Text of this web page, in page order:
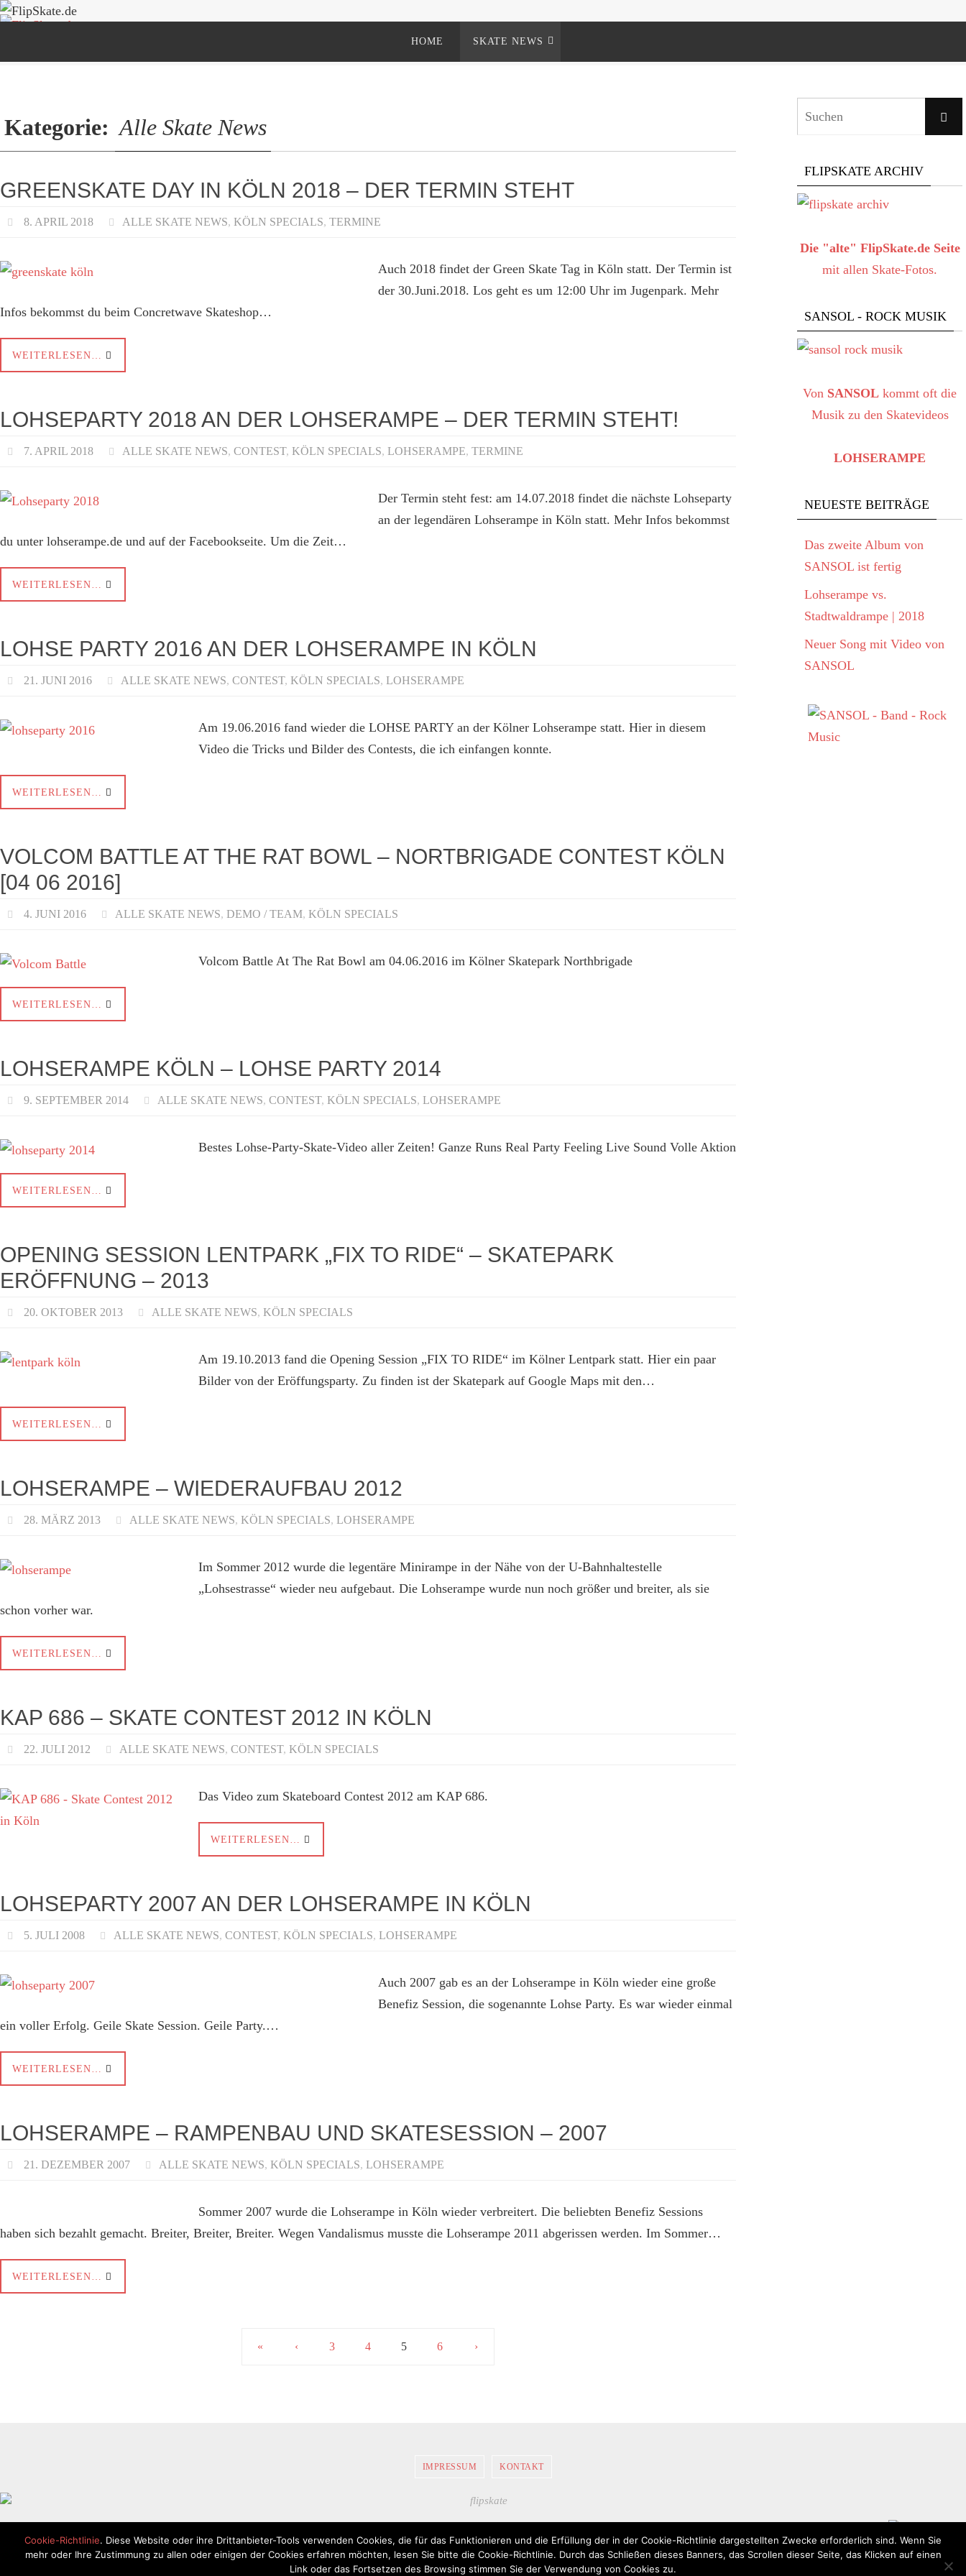
Zum
springen
HOME SKATE NEWS
Kategorie: Alle Skate News
GREENSKATE DAY IN KÖLN 2018 – DER TERMIN STEHT
8. APRIL 2018 ALLE SKATE NEWS, KÖLN SPECIALS, TERMINE
Auch 2018 findet der Green Skate Tag in Köln statt. Der Termin ist
der 30.Juni.2018. Los geht es um 12:00 Uhr im Jugenpark. Mehr
Infos bekommst du beim Concretwave Skateshop…
WEITERLESEN…
LOHSEPARTY 2018 AN DER LOHSERAMPE – DER TERMIN STEHT!
7. APRIL 2018 ALLE SKATE NEWS, CONTEST, KÖLN SPECIALS, LOHSERAMPE, TERMINE
Der Termin steht fest: am 14.07.2018 findet die nächste Lohseparty
an der legendären Lohserampe in Köln statt. Mehr Infos bekommst
du unter lohserampe.de und auf der Facebookseite. Um die Zeit…
WEITERLESEN…
LOHSE PARTY 2016 AN DER LOHSERAMPE IN KÖLN
21. JUNI 2016 ALLE SKATE NEWS, CONTEST, KÖLN SPECIALS, LOHSERAMPE
Am 19.06.2016 fand wieder die LOHSE PARTY an der Kölner Lohserampe statt. Hier in diesem
Video die Tricks und Bilder des Contests, die ich einfangen konnte.
WEITERLESEN…
VOLCOM BATTLE AT THE RAT BOWL – NORTBRIGADE CONTEST KÖLN
[04 06 2016]
4. JUNI 2016 ALLE SKATE NEWS, DEMO / TEAM, KÖLN SPECIALS
Volcom Battle At The Rat Bowl am 04.06.2016 im Kölner Skatepark Northbrigade
WEITERLESEN…
LOHSERAMPE KÖLN – LOHSE PARTY 2014
9. SEPTEMBER 2014 ALLE SKATE NEWS, CONTEST, KÖLN SPECIALS, LOHSERAMPE
Bestes Lohse-Party-Skate-Video aller Zeiten! Ganze Runs Real Party Feeling Live Sound Volle Aktion
WEITERLESEN…
OPENING SESSION LENTPARK „FIX TO RIDE“ – SKATEPARK
ERÖFFNUNG – 2013
20. OKTOBER 2013 ALLE SKATE NEWS, KÖLN SPECIALS
Am 19.10.2013 fand die Opening Session „FIX TO RIDE“ im Kölner Lentpark statt. Hier ein paar
Bilder von der Eröffungsparty. Zu finden ist der Skatepark auf Google Maps mit den…
WEITERLESEN…
LOHSERAMPE – WIEDERAUFBAU 2012
28. MÄRZ 2013 ALLE SKATE NEWS, KÖLN SPECIALS, LOHSERAMPE
Im Sommer 2012 wurde die legentäre Minirampe in der Nähe von der U-Bahnhaltestelle
„Lohsestrasse“ wieder neu aufgebaut. Die Lohserampe wurde nun noch größer und breiter, als sie
schon vorher war.
WEITERLESEN…
KAP 686 – SKATE CONTEST 2012 IN KÖLN
22. JULI 2012 ALLE SKATE NEWS, CONTEST, KÖLN SPECIALS
Das Video zum Skateboard Contest 2012 am KAP 686.
WEITERLESEN…
LOHSEPARTY 2007 AN DER LOHSERAMPE IN KÖLN
5. JULI 2008 ALLE SKATE NEWS, CONTEST, KÖLN SPECIALS, LOHSERAMPE
Auch 2007 gab es an der Lohserampe in Köln wieder eine große
Benefiz Session, die sogenannte Lohse Party. Es war wieder einmal
ein voller Erfolg. Geile Skate Session. Geile Party.…
WEITERLESEN…
LOHSERAMPE – RAMPENBAU UND SKATESESSION – 2007
21. DEZEMBER 2007 ALLE SKATE NEWS, KÖLN SPECIALS, LOHSERAMPE
Sommer 2007 wurde die Lohserampe in Köln wieder verbreitert. Die beliebten Benefiz Sessions
haben sich bezahlt gemacht. Breiter, Breiter, Breiter. Wegen Vandalismus musste die Lohserampe 2011 abgerissen werden. Im Sommer…
WEITERLESEN…
« ‹ 3 4 5 6 ›
FLIPSKATE ARCHIV
Die "alte" FlipSkate.de Seite
mit allen Skate-Fotos.
SANSOL - ROCK MUSIK
Von SANSOL kommt oft die
Musik zu den Skatevideos
LOHSERAMPE
NEUESTE BEITRÄGE
Das zweite Album von
SANSOL ist fertig
Lohserampe vs.
Stadtwaldrampe | 2018
Neuer Song mit Video von
SANSOL
IMPRESSUM KONTAKT
FlipSkate.de ©2026| Alle Rechte vorbehalten.
Präsentiert von Nirvana&WordPress.
Cookie-Richtlinie. Diese Website oder ihre Drittanbieter-Tools verwenden Cookies, die für das Funktionieren und die Erfüllung der in der Cookie-Richtlinie dargestellten Zwecke erforderlich sind. Wenn Sie
mehr oder Ihre Zustimmung zu allen oder einigen der Cookies erfahren möchten, lesen Sie bitte die Cookie-Richtlinie. Durch das Schließen dieses Banners, das Scrollen dieser Seite, das Klicken auf einen
Link oder das Fortsetzen des Browsing stimmen Sie der Verwendung von Cookies zu.